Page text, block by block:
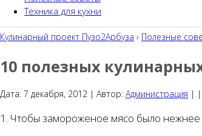
Техника для кухни
Кулинарный проект Пузо2Aрбуза › Полезные
10 полезных
Дата: 7 декабря, 2012 | Автор: Администрация | |
1. Чтобы замороженое мясо было нежнее